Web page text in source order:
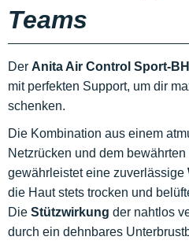
Teams
Der Anita Air Control Sport-BH
mit perfekten Support, um dir
schenken.
Die Kombination aus einem
Netzrücken und dem
gewährleistet eine zuverlässige
die Haut stets trocken und
Die Stützwirkung der nahtlos
durch ein dehnbares